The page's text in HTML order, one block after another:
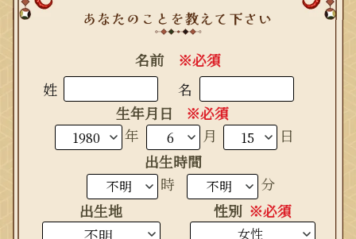
名前
※必須
姓
名
生年月日
※必須
生まれ年
年 月
日
出生時間
時
分
出生地
性別 ※必須